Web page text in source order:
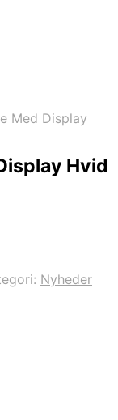
Med Display
Hvid
Nyheder